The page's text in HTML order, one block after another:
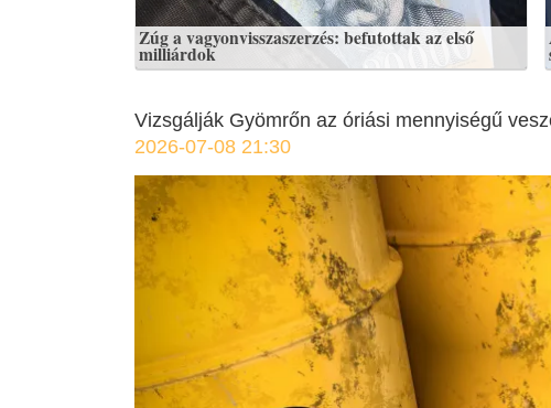
Zúg a vagyonvisszaszerzés: befutottak az első
milliárdok
Vizsgálják Gyömrőn az óriási mennyiségű
2026-07-08 21:30